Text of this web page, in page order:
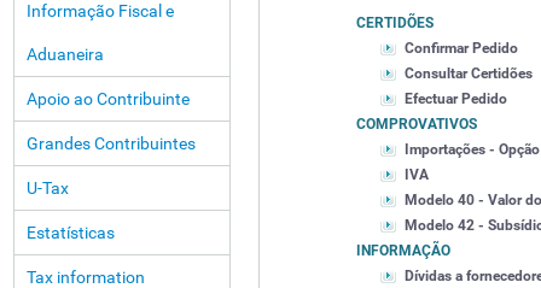
Informação Fiscal e
Aduaneira
Apoio ao Contribuinte
Grandes Contribuintes
U-Tax
Estatísticas
Tax information
CERTIDÕES
Confirmar Pedido
Consultar Certidões
Efectuar Pedido
COMPROVATIVOS
Importações -
IVA
Modelo 40 - Valor
Modelo 42 -
INFORMAÇÃO
Dívidas a